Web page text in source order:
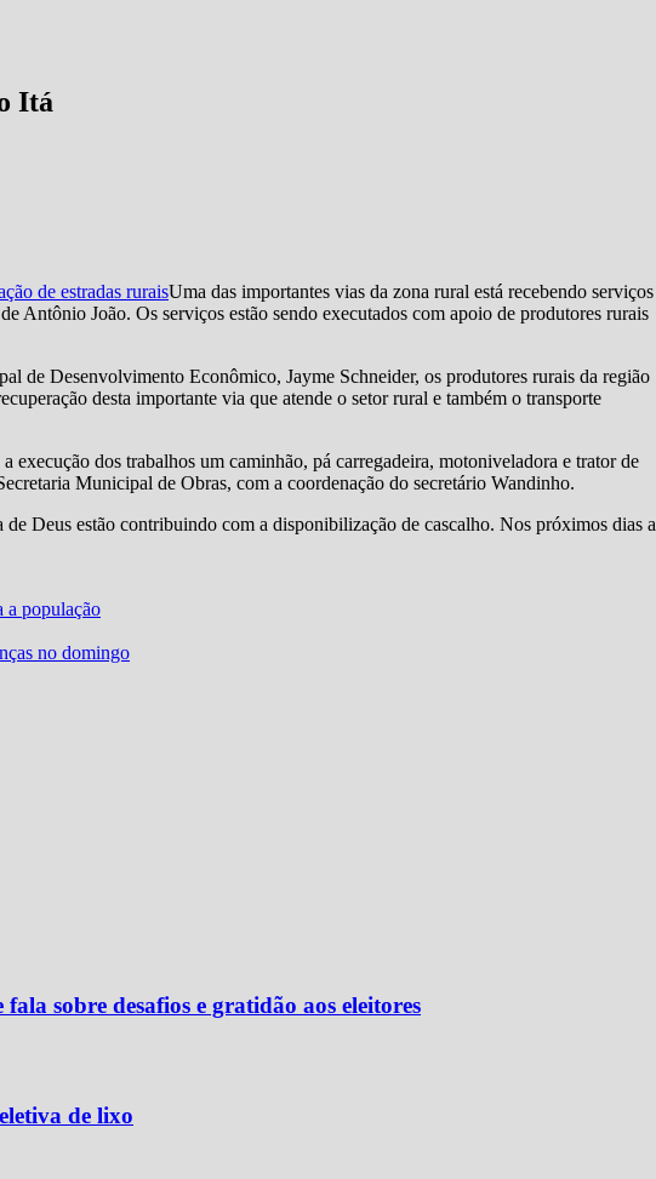
Itá
Uma das importantes vias da zona rural está recebendo serviços
Antônio João. Os serviços estão sendo executados com apoio de produtores rurais
de Desenvolvimento Econômico, Jayme Schneider, os produtores rurais da região
desta importante via que atende o setor rural e também o transporte
dos trabalhos um caminhão, pá carregadeira, motoniveladora e trator de
Municipal de Obras, com a coordenação do secretário Wandinho.
Deus estão contribuindo com a disponibilização de cascalho. Nos próximos dias a
a população
no domingo
sobre desafios e gratidão aos eleitores
de lixo